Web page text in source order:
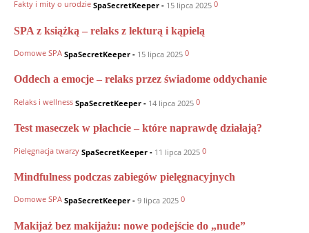
Fakty i mity o urodzie SpaSecretKeeper - 15 lipca 2025 0
SPA z książką – relaks z lekturą i kąpielą
Domowe SPA SpaSecretKeeper - 15 lipca 2025 0
Oddech a emocje – relaks przez świadome oddychanie
Relaks i wellness SpaSecretKeeper - 14 lipca 2025 0
Test maseczek w płachcie – które naprawdę działają?
Pielęgnacja twarzy SpaSecretKeeper - 11 lipca 2025 0
Mindfulness podczas zabiegów pielęgnacyjnych
Domowe SPA SpaSecretKeeper - 9 lipca 2025 0
Makijaż bez makijażu: nowe podejście do „nude”